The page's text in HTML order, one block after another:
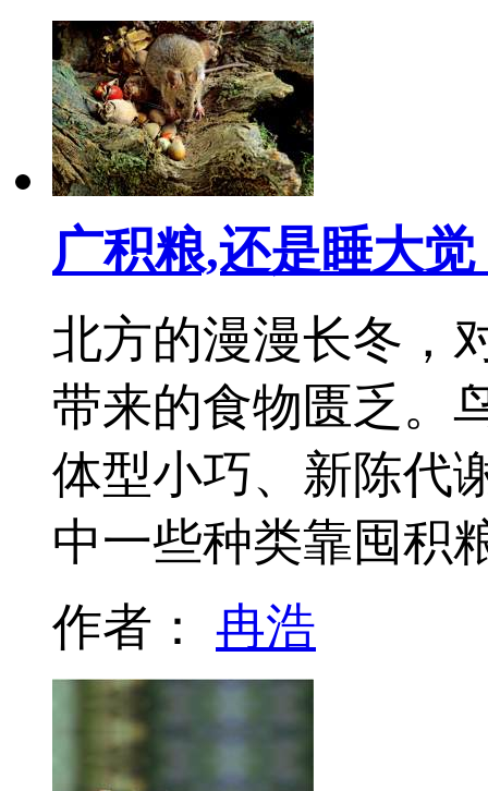
广积粮,还是睡大
北方的漫漫长冬，
带来的食物匮乏。
体型小巧、新陈代
中一些种类靠囤
作者： 冉浩